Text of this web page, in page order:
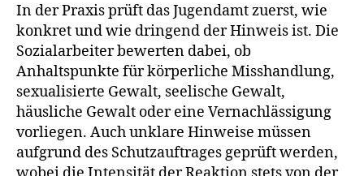
In der Praxis prüft das Jugendamt zuerst, wie
konkret und wie dringend der Hinweis ist. Die
Sozialarbeiter bewerten dabei, ob
Anhaltspunkte für körperliche Misshandlung,
sexualisierte Gewalt, seelische Gewalt,
häusliche Gewalt oder eine Vernachlässigung
vorliegen. Auch unklare Hinweise müssen
aufgrund des Schutzauftrages geprüft werden,